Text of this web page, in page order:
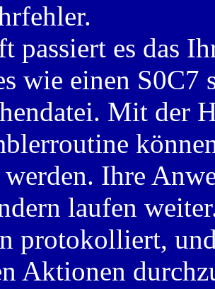
passiert es das
wie einen S0C7
Mit der
werden. Ihre
laufen
protokolliert,
Aktionen